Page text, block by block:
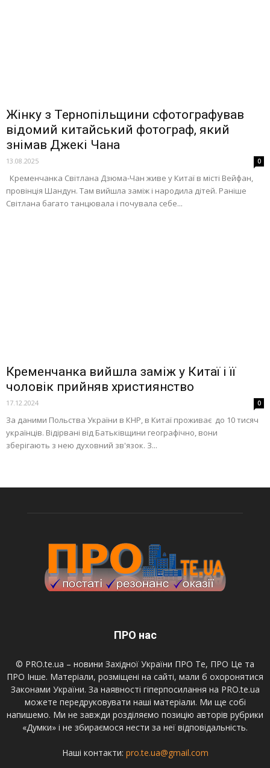
Жінку з Тернопільщини сфотографував
відомий китайський фотограф, який
знімав Джекі Чана
13.08.2025 0
Кременчанка Світлана Дзюма-Чан живе у Китаї в місті Вейфан,
провінція Шандун. Там вийшла заміж і народила дітей. Раніше
Світлана багато танцювала і почувала себе...
Кременчанка вийшла заміж у Китаї і її
чоловік прийняв християнство
17.12.2024 0
За даними Польства України в КНР, в Китаї проживає до 10 тисяч
українців. Відірвані від Батьківщини географічно, вони
зберігають з нею духовний зв'язок. З...
ПРО нас
© PRO.te.ua – новини Західної України ПРО Те, ПРО Це та
ПРО Інше. Матеріали, розміщені на сайті, мали б охоронятися
Законами України. За наявності гіперпосилання на PRO.te.ua
можете передруковувати наші матеріали. Ми ще собі
напишемо. Ми не завжди розділяємо позицію авторів рубрики
«Думки» і не збираємося нести за неї відповідальність.
Наші контакти: pro.te.ua@gmail.com